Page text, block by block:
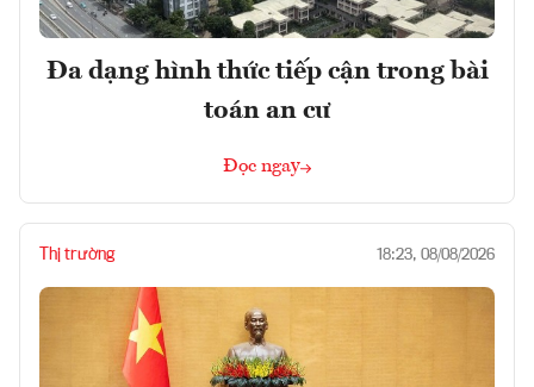
Đa dạng hình thức tiếp cận trong bài
toán an cư
Đọc ngay
Thị trường 18:23, 08/08/2026